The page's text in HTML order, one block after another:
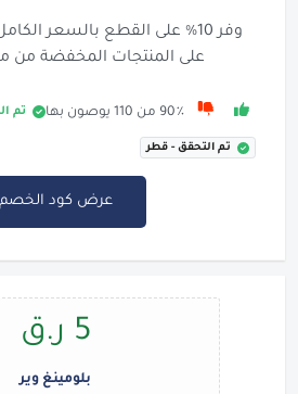
على المنتجات المخفضة من
90٪ من 110 يوصون بها تم
تم التحقق - قطر
عرض كود الخصم
5 ر.ق
بلومينغ وير